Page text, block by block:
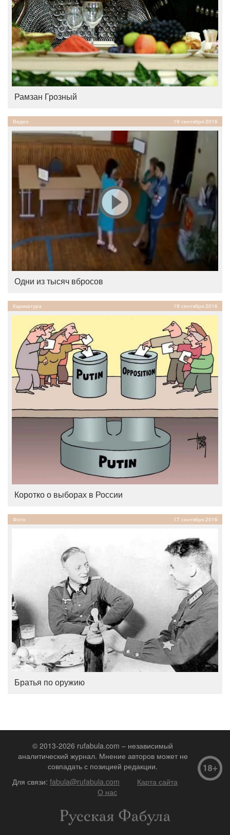
Рамзан Грозный
Видео 19 сентября 2016
Одни из тысяч вбросов
Карикатура 19 сентября 2016
Коротко о выборах в России
Фото 17 сентября 2016
Братья по оружию
© 2013-2026 rufabula.com – независимый
аналитический журнал. Мнение авторов может не
совпадать с позицией редакции.
Для связи: fabula@rufabula.com
Карта сайта
О нас